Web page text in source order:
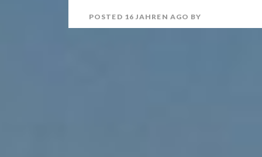
POSTED 16 JAHREN AGO BY